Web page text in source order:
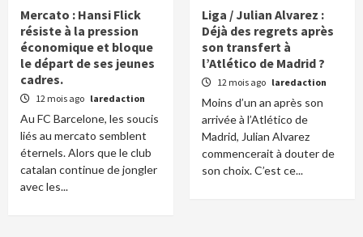
Mercato : Hansi Flick
résiste à la pression
économique et bloque
le départ de ses jeunes
cadres.
12 mois ago laredaction
Au FC Barcelone, les soucis
liés au mercato semblent
éternels. Alors que le club
catalan continue de jongler
avec les...
Liga / Julian Alvarez :
Déjà des regrets après
son transfert à
l’Atlético de Madrid ?
12 mois ago laredaction
Moins d’un an après son
arrivée à l’Atlético de
Madrid, Julian Alvarez
commencerait à douter de
son choix. C’est ce...